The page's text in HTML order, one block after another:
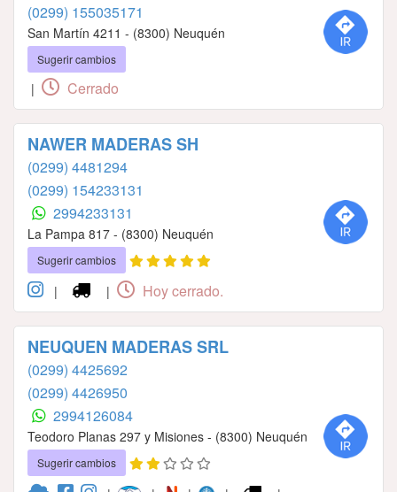
(0299) 155035171
San Martín 4211 - (8300) Neuquén
Sugerir cambios
| Cerrado
NAWER MADERAS SH
(0299) 4481294
(0299) 154233131
2994233131
La Pampa 817 - (8300) Neuquén
Sugerir cambios
| | Hoy cerrado.
NEUQUEN MADERAS SRL
(0299) 4425692
(0299) 4426950
2994126084
Teodoro Planas 297 y Misiones - (8300) Neuquén
Sugerir cambios